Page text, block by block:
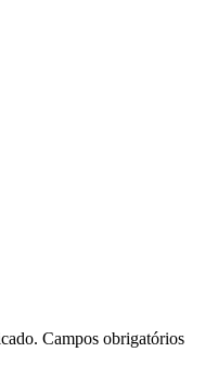
Campos obrigatórios